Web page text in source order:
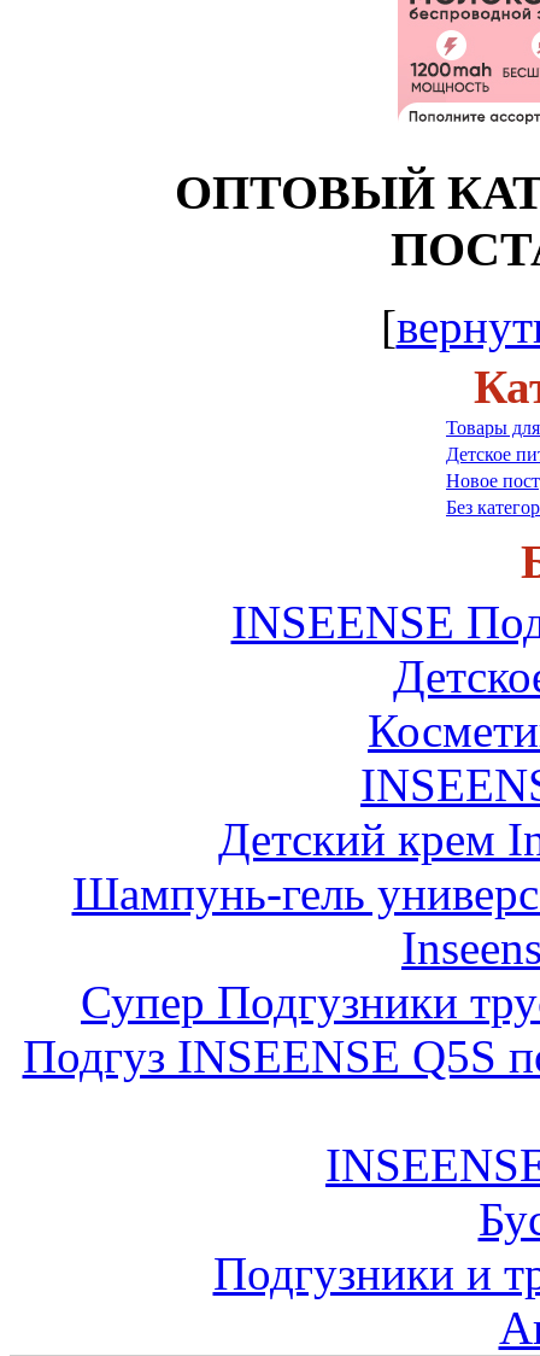
ОПТОВЫЙ
[
Товары
Детское
Новое
Без
INSEENSE
Детский крем
Шампунь-гель
Супер Подгузники
Подгуз INSEENSE Q5S
Подгузники и